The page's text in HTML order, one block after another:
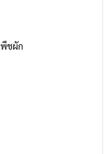
พืชผัก